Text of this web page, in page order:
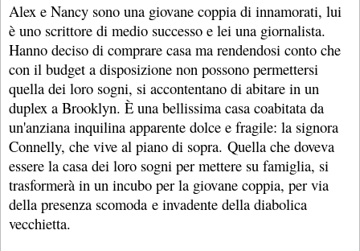
Alex e Nancy sono una giovane coppia di innamorati, lui
è uno scrittore di medio successo e lei una giornalista.
Hanno deciso di comprare casa ma rendendosi conto che
con il budget a disposizione non possono permettersi
quella dei loro sogni, si accontentano di abitare in un
duplex a Brooklyn. È una bellissima casa coabitata da
un'anziana inquilina apparente dolce e fragile: la signora
Connelly, che vive al piano di sopra. Quella che doveva
essere la casa dei loro sogni per mettere su famiglia, si
trasformerà in un incubo per la giovane coppia, per via
della presenza scomoda e invadente della diabolica
vecchietta.